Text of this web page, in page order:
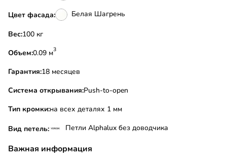
Цвет фасада: Белая Шагрень
Вес:
100 кг
Объем:
0.09 м3
Гарантия:18 месяцев
Система открывания:Push-to-open
Тип кромки:на всех деталях 1 мм
Вид петель: Петли Alphalux без доводчика
Важная информация